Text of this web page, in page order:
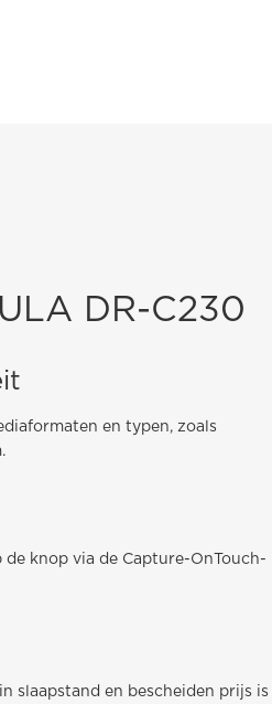
DR-C230
en typen, zoals
knop via de Capture-OnTouch-
slaapstand en bescheiden prijs is